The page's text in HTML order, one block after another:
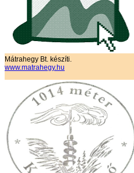
Mátrahegy Bt. készíti.
www.matrahegy.hu